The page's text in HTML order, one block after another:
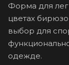
Форма для
цветах
выбор для
одежде.